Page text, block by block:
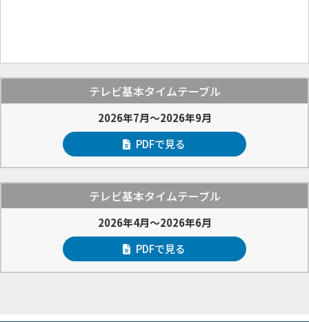
テレビ基本タイムテーブル
2026年7月～2026年9月
PDFで見る
テレビ基本タイムテーブル
2026年4月～2026年6月
PDFで見る